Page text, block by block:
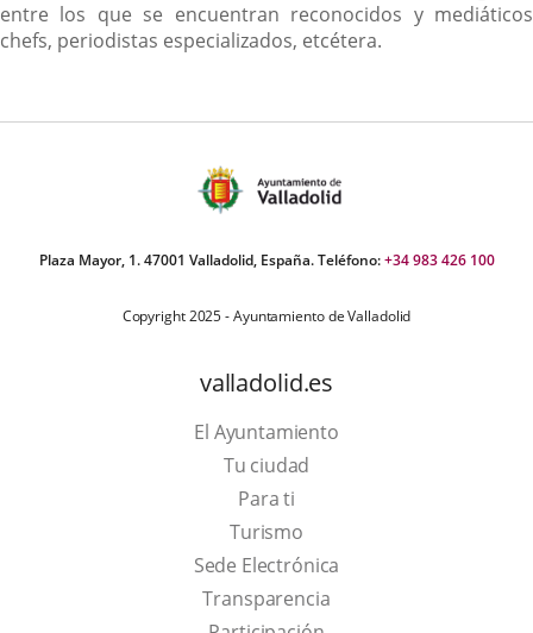
entre los que se encuentran reconocidos y mediáticos
chefs, periodistas especializados, etcétera.
Plaza Mayor, 1. 47001 Valladolid, España. Teléfono:+34 983 426 100
Copyright 2025 - Ayuntamiento de Valladolid
valladolid.es
El Ayuntamiento
Tu ciudad
Para ti
TurismoThis
link
will
Sede Electrónica
Transparencia